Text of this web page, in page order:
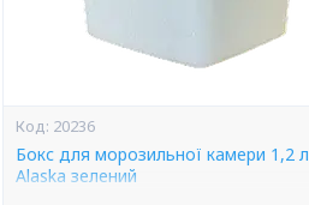
20236
Бокс для морозильної камери 1,2 л
Alaska зелений